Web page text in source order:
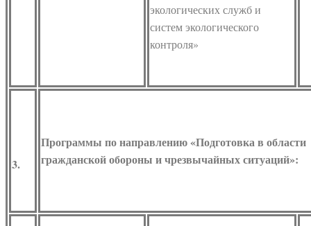
экологических служб и
систем экологического
контроля»
3.
Программы по направлению «Подготовка в области
гражданской обороны и чрезвычайных ситуаций»: